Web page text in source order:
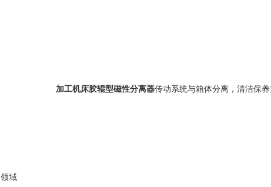
加工机床胶辊型磁性分离器传动系统与箱体分离，清洁保
域